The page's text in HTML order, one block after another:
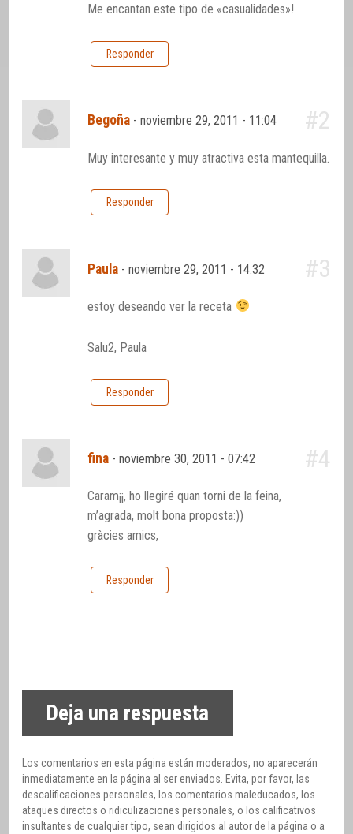
Me encantan este tipo de «casualidades»!
Responder
Begoña -noviembre 29, 2011 - 11:04 #2
Muy interesante y muy atractiva esta mantequilla.
Responder
Paula -noviembre 29, 2011 - 14:32 #3
estoy deseando ver la receta
Salu2, Paula
Responder
fina -noviembre 30, 2011 - 07:42 #4
Caram¡¡, ho llegiré quan torni de la feina,
m’agrada, molt bona proposta:))
gràcies amics,
Responder
Deja una respuesta
Los comentarios en esta página están moderados, no aparecerán
inmediatamente en la página al ser enviados. Evita, por favor, las
descalificaciones personales, los comentarios maleducados, los
ataques directos o ridiculizaciones personales, o los calificativos
insultantes de cualquier tipo, sean dirigidos al autor de la página o a